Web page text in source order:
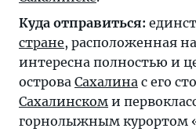
Куда отправиться:
стране, расположенная
интересна полностью и
острова Сахалина с его
Сахалинском и
горнолыжным курортом